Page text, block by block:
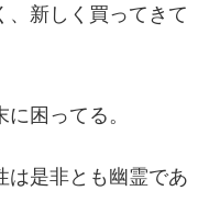
、新しく買ってきて
困ってる。
は是非とも幽霊であ